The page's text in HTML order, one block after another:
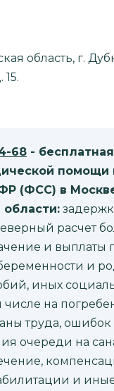
область, г.
68 -
помощи
(ФСС) в
области:
расчет
и выплаты
и
иных
числе на
труда, ошибок
очереди на
и